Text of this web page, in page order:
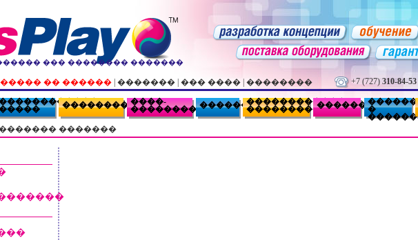
��� �������� �������
�� ������ ������� ��� ���� �������� +7 (727) 310-84-53
�����������
����-
������������������������������
�����������������������
�
������
�������